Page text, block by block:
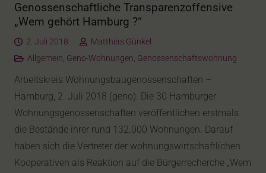
Genossenschaftliche Transparenzoffensive
„Wem gehört Hamburg ?“
2. Juli 2018
Matthias Günkel
Allgemein, Geno-Wohnungen, Genossenschaftswohnung
Arbeitskreis Wohnungsbaugenossenschaften –
Hamburg, 2. Juli 2018 (geno). Die 30 Hamburger
Wohnungsgenossenschaften veröffentlichen erstmals
die Bestände ihrer rund 132.000 Wohnungen. Darauf
haben sich die Vertreter der wohnungswirtschaftlichen
Kooperativen als Reaktion auf die Bürgerrecherche „Wem